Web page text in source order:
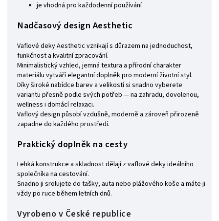
je vhodná pro každodenní používání
Nadčasový design Aesthetic
Vaflové deky Aesthetic vznikají s důrazem na jednoduchost,
funkčnost a kvalitní zpracování.
Minimalistický vzhled, jemná textura a přírodní charakter
materiálu vytváří elegantní doplněk pro moderní životní styl.
Díky široké nabídce barev a velikostí si snadno vyberete
variantu přesně podle svých potřeb — na zahradu, dovolenou,
wellness i domácí relaxaci.
Vaflový design působí vzdušně, moderně a zároveň přirozeně
zapadne do každého prostředí.
Praktický doplněk na cesty
Lehká konstrukce a skladnost dělají z vaflové deky ideálního
společníka na cestování.
Snadno ji srolujete do tašky, auta nebo plážového koše a máte ji
vždy po ruce během letních dnů.
Vyrobeno v České republice